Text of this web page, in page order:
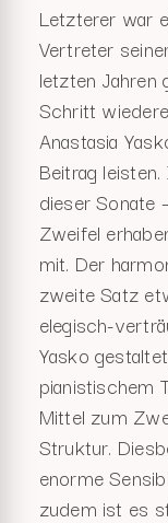
Letzterer war
Vertreter
letzten
Schritt
Anastasia
Beitrag
dieser Sonate
Zweifel
mit. Der
zweite Satz
elegisch-
Yasko
pianistischem
Mittel zum
Struktur.
enorme
zudem ist es